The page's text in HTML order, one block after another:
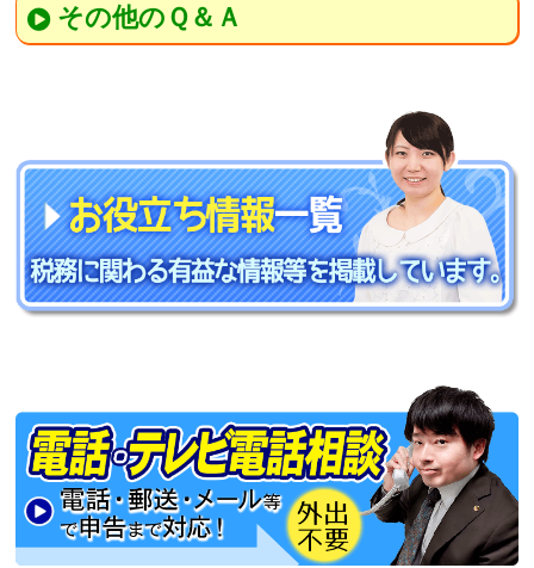
その他のＱ＆Ａ